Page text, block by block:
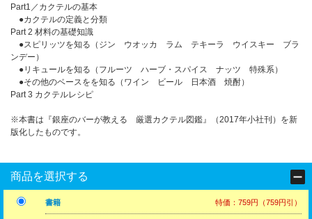
Part1／カクテルの基本
●カクテルの定義と分類
Part 2 材料の基礎知識
●スピリッツを知る（ジン ウオッカ ラム テキーラ ウイスキー ブラ
ンデー）
●リキュールを知る（フルーツ ハーブ・スパイス ナッツ 特殊系）
●その他のベースをを知る（ワイン ビール 日本酒 焼酎）
Part 3 カクテルレシピ
※本書は『銀座のバーが教える 厳選カクテル図鑑』（2017年小社刊）を新
版化したものです。
商品を選択する
書籍 特価：759円（759円引）